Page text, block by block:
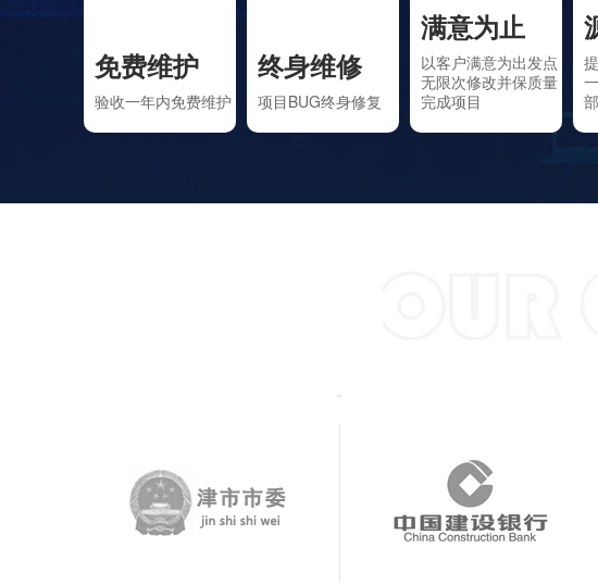
免费维护
验收一年内免费维护
终身维修
项目BUG终身修复
满意为止
以客户满意为出发点
无限次修改并保质量
完成项目